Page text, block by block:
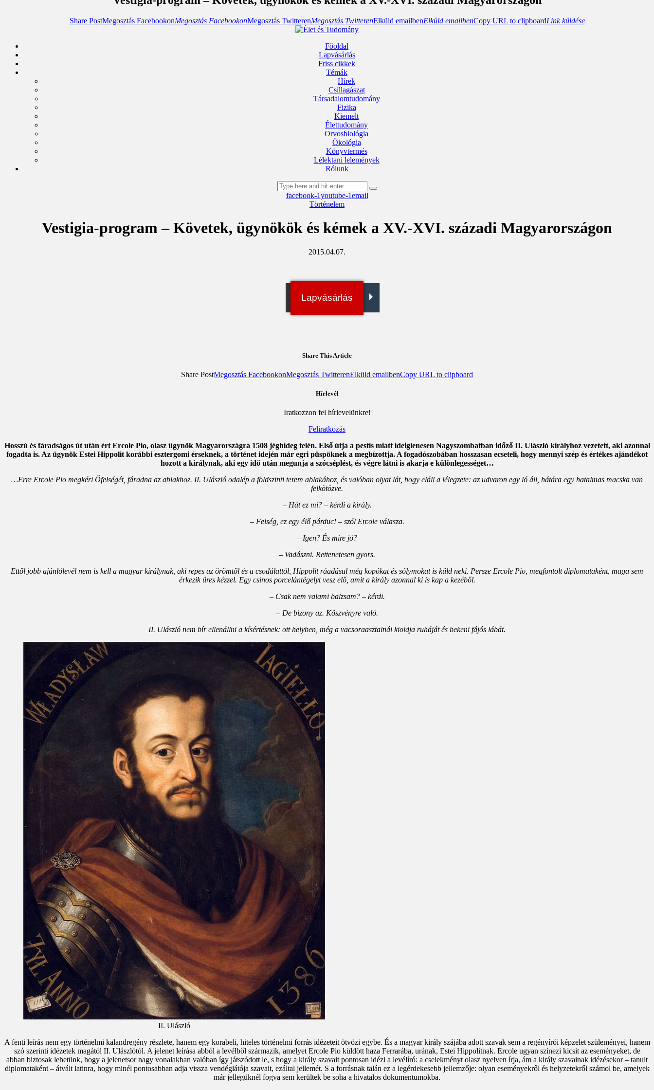
Share PostMegosztás FacebookonMegosztás FacebookonMegosztás TwitterenMegosztás TwitterenElküld emailbenElküld emailbenCopy URL to clipboardLink küldése
Főoldal
Lapvásárlás
Friss cikkek
Témák
Hírek
Csillagászat
Társadalomtudomány
Fizika
Kiemelt
Élettudomány
Orvosbiológia
Ökológia
Könyvtermés
Lélektani lelemények
Rólunk
facebook-1youtube-1email
Történelem
Vestigia-program – Követek, ügynökök és kémek a XV.-XVI. századi Magyarországon
2015.04.07.
Digitális példány
Lapvásárlás
Share This Article
Share PostMegosztás FacebookonMegosztás TwitterenElküld emailbenCopy URL to clipboard
Hírlevél
Iratkozzon fel hírlevelünkre!
Feliratkozás
Hosszú és fáradságos út után ért Ercole Pio, olasz ügynök Magyarországra 1508 jéghideg telén. Első útja a pestis miatt ideiglenesen Nagyszombatban időző II. Ulászló királyhoz vezetett, aki azonnal
fogadta is. Az ügynök Estei Hippolit korábbi esztergomi érseknek, a történet idején már egri püspöknek a megbízottja. A fogadószobában hosszasan ecseteli, hogy mennyi szép és értékes ajándékot
hozott a királynak, aki egy idő után megunja a szócséplést, és végre látni is akarja e különlegességet…
…Erre Ercole Pio megkéri Őfelségét, fáradna az ablakhoz. II. Ulászló odalép a földszinti terem ablakához, és valóban olyat lát, hogy eláll a lélegzete: az udvaron egy ló áll, hátára egy hatalmas macska van
felkötözve.
– Hát ez mi? – kérdi a király.
– Felség, ez egy élő párduc! – szól Ercole válasza.
– Igen? És mire jó?
– Vadászni. Rettenetesen gyors.
Ettől jobb ajánlólevél nem is kell a magyar királynak, aki repes az örömtől és a csodálattól, Hippolit ráadásul még kopókat és sólymokat is küld neki. Persze Ercole Pio, megfontolt diplomataként, maga sem
érkezik üres kézzel. Egy csinos porcelántégelyt vesz elő, amit a király azonnal ki is kap a kezéből.
– Csak nem valami balzsam? – kérdi.
– De bizony az. Köszvényre való.
II. Ulászló nem bír ellenállni a kísértésnek: ott helyben, még a vacsoraasztalnál kioldja ruháját és bekeni fájós lábát.
II. Ulászló
A fenti leírás nem egy történelmi kalandregény részlete, hanem egy korabeli, hiteles történelmi forrás idézeteit ötvözi egybe. És a magyar király szájába adott szavak sem a regényírói képzelet szüleményei, hanem
szó szerinti idézetek magától II. Ulászlótól. A jelenet leírása abból a levélből származik, amelyet Ercole Pio küldött haza Ferrarába, urának, Estei Hippolitnak. Ercole ugyan színezi kicsit az eseményeket, de
abban biztosak lehetünk, hogy a jelenetsor nagy vonalakban valóban így játszódott le, s hogy a király szavait pontosan idézi a levélíró: a cselekményt olasz nyelven írja, ám a király szavainak idézésekor – tanult
diplomataként – átvált latinra, hogy minél pontosabban adja vissza vendéglátója szavait, ezáltal jellemét. S a forrásnak talán ez a legérdekesebb jellemzője: olyan eseményekről és helyzetekről számol be, amelyek
már jellegüknél fogva sem kerültek be soha a hivatalos dokumentumokba.